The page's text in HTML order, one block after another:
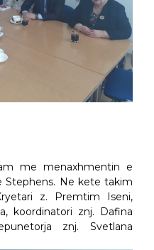
me menaxhmentin e
Stephens. Ne kete takim
z. Premtim Iseni,
koordinatori znj. Dafina
znj. Svetlana